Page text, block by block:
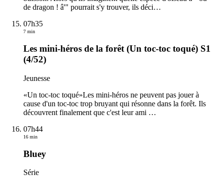
de dragon ! â'" pourrait s'y trouver, ils déci…
07h35
7 min
Les mini-héros de la forêt (Un toc-toc toqué) S1
(4/52)
Jeunesse
«Un toc-toc toqué»Les mini-héros ne peuvent pas jouer à
cause d'un toc-toc trop bruyant qui résonne dans la forêt. Ils
découvrent finalement que c'est leur ami …
07h44
16 min
Bluey
Série